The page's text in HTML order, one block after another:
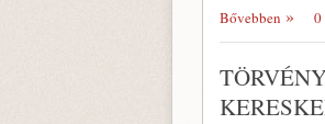
Bővebben 0